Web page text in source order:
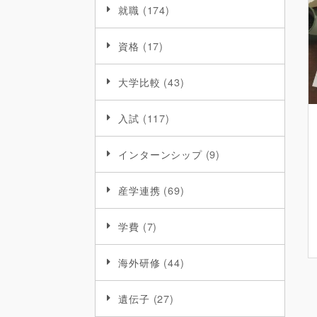
就職 (174)
資格 (17)
大学比較 (43)
入試 (117)
インターンシップ(9)
産学連携 (69)
学費 (7)
海外研修 (44)
遺伝子 (27)